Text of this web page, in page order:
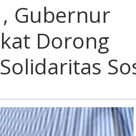
Gubernur
Dorong